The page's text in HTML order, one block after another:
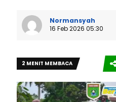
Normansyah
16 Feb 2026 05:30
2 MENIT MEMBACA